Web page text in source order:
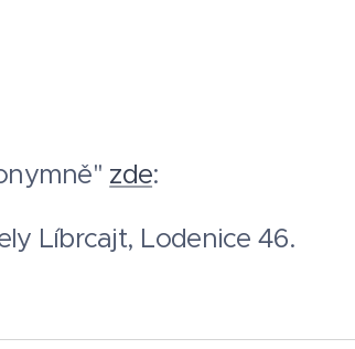
zde:
Líbrcajt, Lodenice 46.